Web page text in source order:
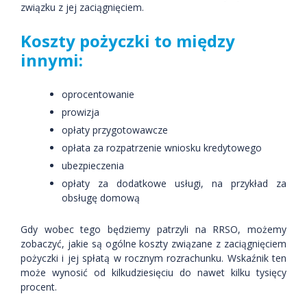
związku z jej zaciągnięciem.
Koszty pożyczki to między
innymi:
oprocentowanie
prowizja
opłaty przygotowawcze
opłata za rozpatrzenie wniosku kredytowego
ubezpieczenia
opłaty za dodatkowe usługi, na przykład za
obsługę domową
Gdy wobec tego będziemy patrzyli na RRSO, możemy
zobaczyć, jakie są ogólne koszty związane z zaciągnięciem
pożyczki i jej spłatą w rocznym rozrachunku. Wskaźnik ten
może wynosić od kilkudziesięciu do nawet kilku tysięcy
procent.